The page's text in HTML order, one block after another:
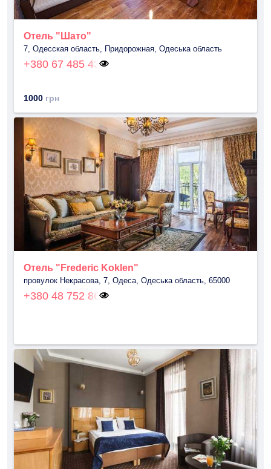
Отель "Шато"
7, Одесская область, Придорожная, Одеська область
+380 67 485 43
1000 грн
Отель "Frederic Koklen"
провулок Некрасова, 7, Одеса, Одеська область, 65000
+380 48 752 86